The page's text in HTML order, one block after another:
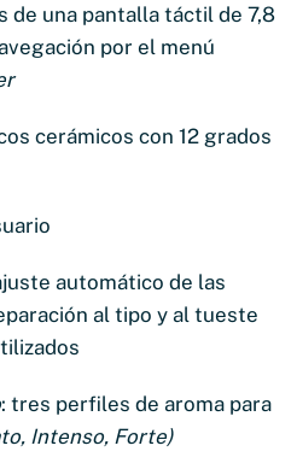
de una pantalla táctil de 7,8
por el menú
cerámicos con 12 grados
automático de las
al tipo y al tueste
: tres perfiles de aroma para
Intenso, Forte)